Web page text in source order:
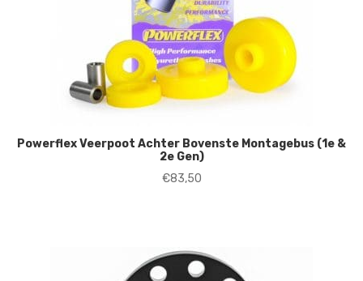
Powerflex Veerpoot Achter Bovenste Montagebus (1e &
2e Gen)
€83,50